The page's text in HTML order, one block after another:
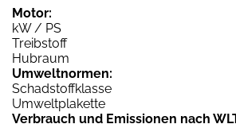
Motor:
kW / PS
Treibstoff
Hubraum
Umweltnormen:
Schadstoffklasse
Umweltplakette
Verbrauch und Emissionen nach